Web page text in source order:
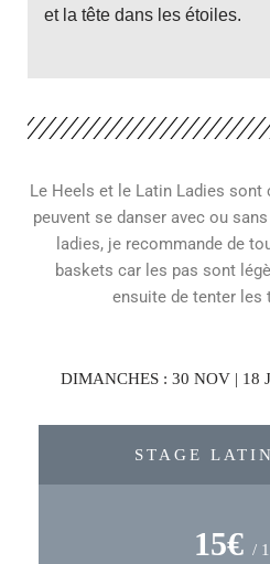
et la tête dans les étoiles.
Le Heels et le Latin Ladies
peuvent se danser avec ou
ladies, je recommande de
baskets car les pas sont
ensuite de tenter les
DIMANCHES : 30 NOV | 18
STAGE
15€ /